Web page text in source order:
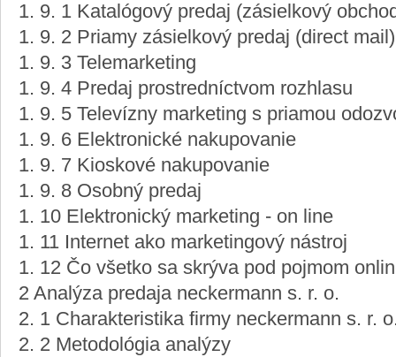
1. 9. 1 Katalógový predaj (zásielkový
1. 9. 2 Priamy zásielkový predaj (direct mail)
1. 9. 3 Telemarketing
1. 9. 4 Predaj prostredníctvom rozhlasu
1. 9. 5 Televízny marketing s priamou
1. 9. 6 Elektronické nakupovanie
1. 9. 7 Kioskové nakupovanie
1. 9. 8 Osobný predaj
1. 10 Elektronický marketing - on line
1. 11 Internet ako marketingový nástroj
1. 12 Čo všetko sa skrýva pod pojmom
2 Analýza predaja neckermann s. r. o.
2. 1 Charakteristika firmy neckermann s. r.
2. 2 Metodológia analýzy